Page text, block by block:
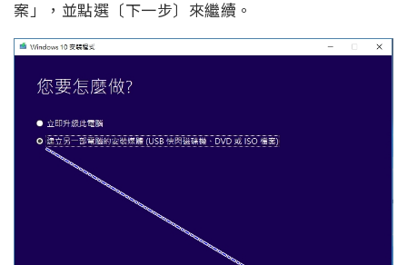
案」，並點選〔下一步〕來繼續。